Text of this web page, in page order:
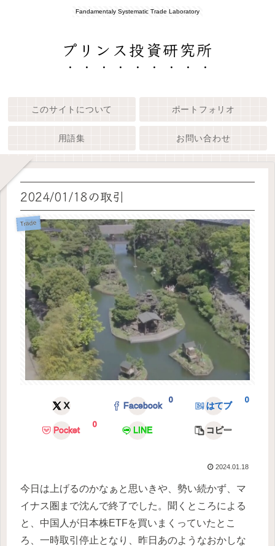
Fandamentaly Systematic Trade Laboratory
プリンス投資研究所
このサイトについて ポートフォリオ
用語集 お問い合わせ
2024/01/18の取引
Trade
X Facebook
0
はてブ
0
Pocket
0
LINE コピー
2024.01.18
今日は上げるのかなぁと思いきや、勢い続かず、マ
イナス圏まで沈んで終了でした。聞くところによる
と、中国人が日本株ETFを買いまくっていたとこ
ろ、一時取引停止となり、昨日あのようなおかしな